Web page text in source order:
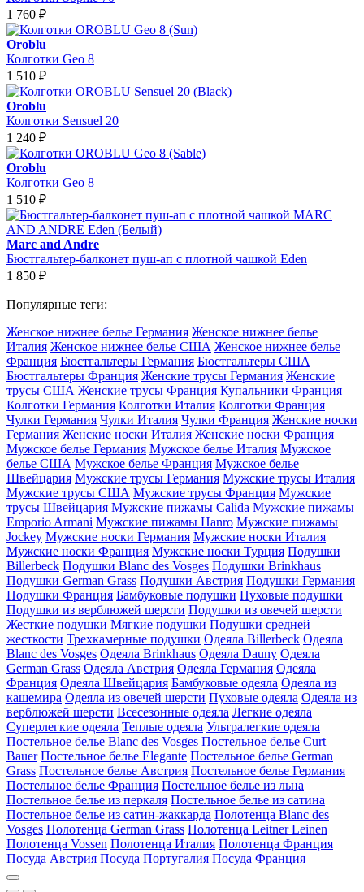
1 760 ₽
Oroblu
Колготки Geo 8
1 510 ₽
Oroblu
Колготки Sensuel 20
1 240 ₽
Oroblu
Колготки Geo 8
1 510 ₽
Marc and Andre
Бюстгальтер-балконет пуш-ап с плотной чашкой Eden
1 850 ₽
Популярные теги:
Женское нижнее белье Германия Женское нижнее белье
Италия Женское нижнее белье США Женское нижнее белье
Франция Бюстгальтеры Германия Бюстгальтеры США
Бюстгальтеры Франция Женские трусы Германия Женские
трусы США Женские трусы Франция Купальники Франция
Колготки Германия Колготки Италия Колготки Франция
Чулки Германия Чулки Италия Чулки Франция Женские носки
Германия Женские носки Италия Женские носки Франция
Мужское белье Германия Мужское белье Италия Мужское
белье США Мужское белье Франция Мужское белье
Швейцария Мужские трусы Германия Мужские трусы Италия
Мужские трусы США Мужские трусы Франция Мужские
трусы Швейцария Мужские пижамы Calida Мужские пижамы
Emporio Armani Мужские пижамы Hanro Мужские пижамы
Jockey Мужские носки Германия Мужские носки Италия
Мужские носки Франция Мужские носки Турция Подушки
Billerbeck Подушки Blanc des Vosges Подушки Brinkhaus
Подушки German Grass Подушки Австрия Подушки Германия
Подушки Франция Бамбуковые подушки Пуховые подушки
Подушки из верблюжей шерсти Подушки из овечей шерсти
Жесткие подушки Мягкие подушки Подушки средней
жесткости Трехкамерные подушки Одеяла Billerbeck Одеяла
Blanc des Vosges Одеяла Brinkhaus Одеяла Dauny Одеяла
German Grass Одеяла Австрия Одеяла Германия Одеяла
Франция Одеяла Швейцария Бамбуковые одеяла Одеяла из
кашемира Одеяла из овечей шерсти Пуховые одеяла Одеяла из
верблюжей шерсти Всесезонные одеяла Легкие одеяла
Суперлегкие одеяла Теплые одеяла Ультралегкие одеяла
Постельное белье Blanc des Vosges Постельное белье Curt
Bauer Постельное белье Elegante Постельное белье German
Grass Постельное белье Австрия Постельное белье Германия
Постельное белье Франция Постельное белье из льна
Постельное белье из перкаля Постельное белье из сатина
Постельное белье из сатин-жаккарда Полотенца Blanc des
Vosges Полотенца German Grass Полотенца Leitner Leinen
Полотенца Vossen Полотенца Италия Полотенца Франция
Посуда Австрия Посуда Португалия Посуда Франция